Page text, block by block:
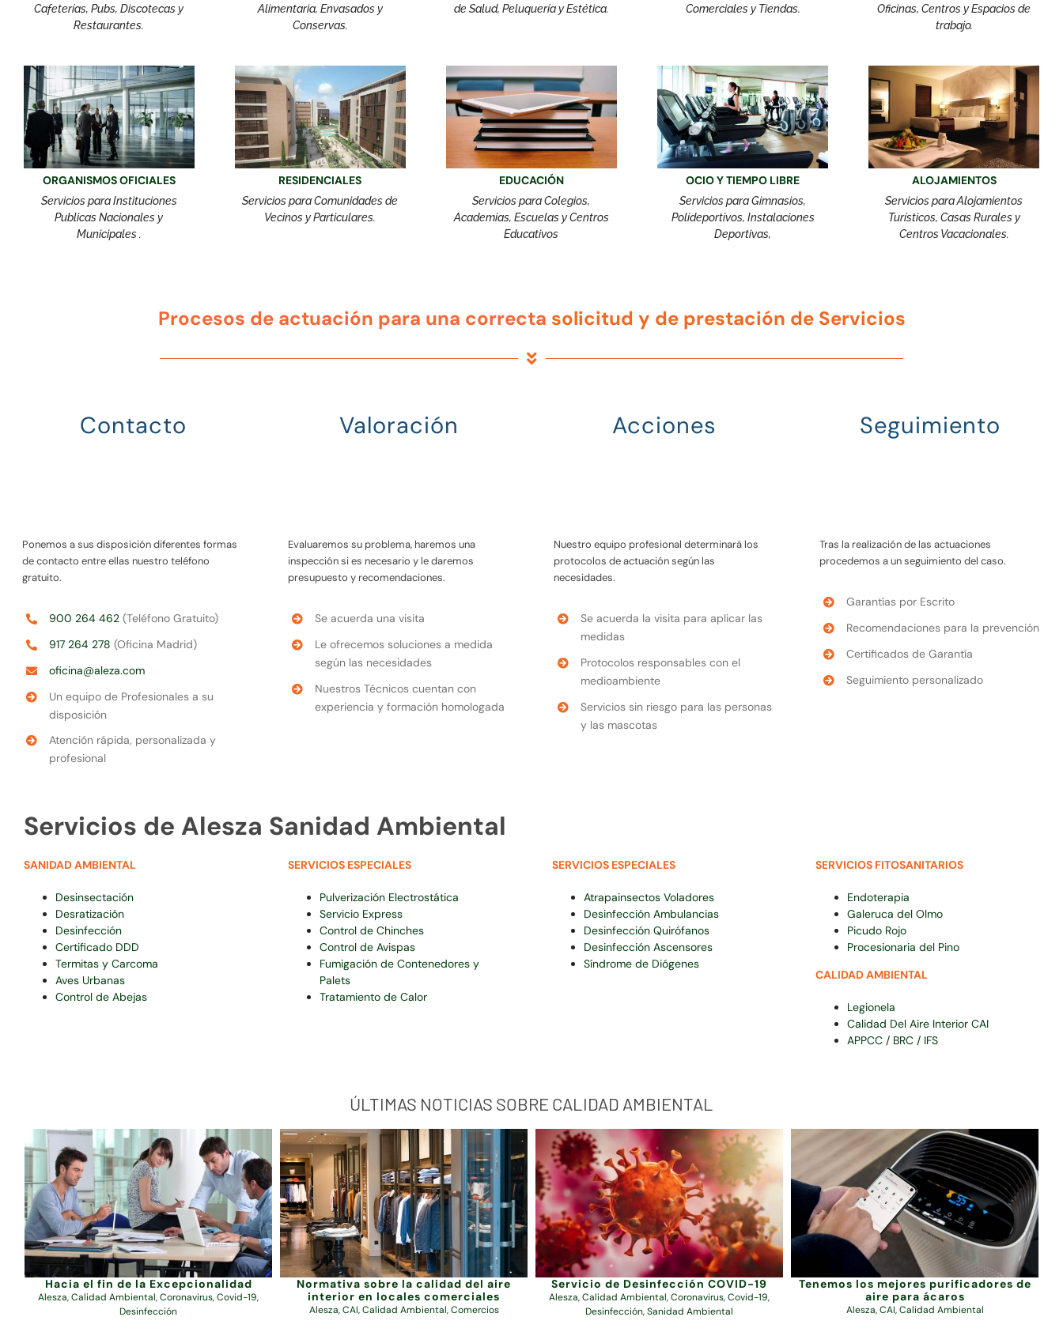
Cafeterías, Pubs, Discotecas y
Restaurantes.
Alimentaria, Envasados y
Conservas.
de Salud, Peluquería y Estética.
Comerciales y Tiendas.
Oficinas, Centros y Espacios de
trabajo.
ORGANISMOS OFICIALES
Servicios para Instituciones
Publicas Nacionales y
Municipales .
RESIDENCIALES
Servicios para Comunidades de
Vecinos y Particulares.
EDUCACIÓN
Servicios para Colegios,
Academias, Escuelas y Centros
Educativos
OCIO Y TIEMPO LIBRE
Servicios para Gimnasios,
Polideportivos, Instalaciones
Deportivas,
ALOJAMIENTOS
Servicios para Alojamientos
Turísticos, Casas Rurales y
Centros Vacacionales.
Procesos de actuación para una correcta solicitud y de prestación de Servicios
Contacto
Ponemos a sus disposición diferentes formas
de contacto entre ellas nuestro teléfono
gratuito.
900 264 462(Teléfono Gratuito)
917 264 278 (Oficina Madrid)
oficina@aleza.com
Un equipo de Profesionales a su
disposición
Atención rápida, personalizada y
profesional
Valoración
Evaluaremos su problema, haremos una
inspección si es necesario y le daremos
presupuesto y recomendaciones.
Se acuerda una visita
Le ofrecemos soluciones a medida
según las necesidades
Nuestros Técnicos cuentan con
experiencia y formación homologada
Acciones
Nuestro equipo profesional determinará los
protocolos de actuación según las
necesidades.
Se acuerda la visita para aplicar las
medidas
Protocolos responsables con el
medioambiente
Servicios sin riesgo para las personas
y las mascotas
Seguimiento
Tras la realización de las actuaciones
procedemos a un seguimiento del caso.
Garantías por Escrito
Recomendaciones para la prevención
Certificados de Garantía
Seguimiento personalizado
Servicios de Alesza Sanidad Ambiental
SANIDAD AMBIENTAL
Desinsectación
Desratización
Desinfección
Certificado DDD
Termitas y Carcoma
Aves Urbanas
Control de Abejas
SERVICIOS ESPECIALES
Pulverización Electrostática
Servicio Express
Control de Chinches
Control de Avispas
Fumigación de Contenedores y
Palets
Tratamiento de Calor
SERVICIOS ESPECIALES
Atrapainsectos Voladores
Desinfección Ambulancias
Desinfección Quirófanos
Desinfección Ascensores
Síndrome de Diógenes
SERVICIOS FITOSANITARIOS
Endoterapia
Galeruca del Olmo
Picudo Rojo
Procesionaria del Pino
CALIDAD AMBIENTAL
Legionela
Calidad Del Aire Interior CAI
APPCC / BRC / IFS
ÚLTIMAS NOTICIAS SOBRE CALIDAD AMBIENTAL
Hacia el fin de la Excepcionalidad
Alesza,Calidad Ambiental,Coronavirus,Covid-19,
Desinfección
Normativa sobre la calidad del aire
interior en locales comerciales
Alesza,CAI,Calidad Ambiental,Comercios
Servicio de Desinfección COVID-19
Alesza,Calidad Ambiental,Coronavirus,Covid-19,
Desinfección,Sanidad Ambiental
Tenemos los mejores purificadores de
aire para ácaros
Alesza,CAI,Calidad Ambiental